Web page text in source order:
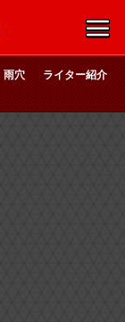
雨穴
ライター紹介